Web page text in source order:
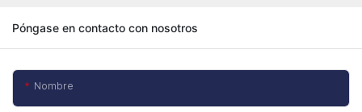
Póngase en contacto con nosotros
Nombre